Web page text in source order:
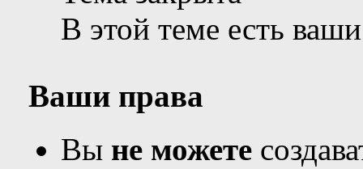
Тема закрыта
Ваши права